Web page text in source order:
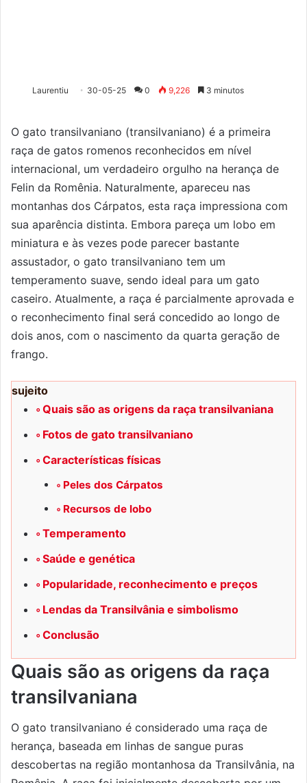
Laurentiu 30-05-25 0 9,226 3 minutos
O gato transilvaniano (transilvaniano) é a primeira
raça de gatos romenos reconhecidos em nível
internacional, um verdadeiro orgulho na herança de
Felin da Romênia. Naturalmente, apareceu nas
montanhas dos Cárpatos, esta raça impressiona com
sua aparência distinta. Embora pareça um lobo em
miniatura e às vezes pode parecer bastante
assustador, o gato transilvaniano tem um
temperamento suave, sendo ideal para um gato
caseiro. Atualmente, a raça é parcialmente aprovada e
o reconhecimento final será concedido ao longo de
dois anos, com o nascimento da quarta geração de
frango.
sujeito
Quais são as origens da raça transilvaniana
Fotos de gato transilvaniano
Características físicas
Peles dos Cárpatos
Recursos de lobo
Temperamento
Saúde e genética
Popularidade, reconhecimento e preços
Lendas da Transilvânia e simbolismo
Conclusão
Quais são as origens da raça
transilvaniana
O gato transilvaniano é considerado uma raça de
herança, baseada em linhas de sangue puras
descobertas na região montanhosa da Transilvânia, na